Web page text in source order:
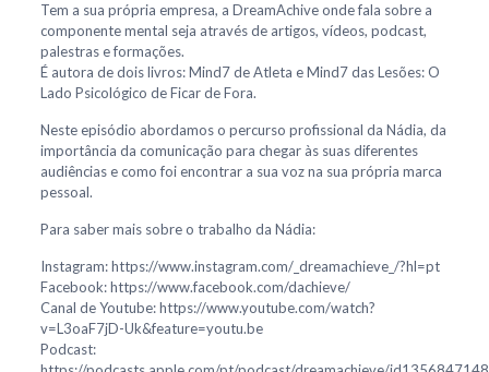
Tem a sua própria empresa, a DreamAchive onde fala sobre a
componente mental seja através de artigos, vídeos, podcast,
palestras e formações.
É autora de dois livros: Mind7 de Atleta e Mind7 das Lesões: O
Lado Psicológico de Ficar de Fora.
Neste episódio abordamos o percurso profissional da Nádia, da
importância da comunicação para chegar às suas diferentes
audiências e como foi encontrar a sua voz na sua própria marca
pessoal.
Para saber mais sobre o trabalho da Nádia:
Instagram: https://www.instagram.com/_dreamachieve_/?hl=pt
Facebook: https://www.facebook.com/dachieve/
Canal de Youtube: https://www.youtube.com/watch?
v=L3oaF7jD-Uk&feature=youtu.be
Podcast: